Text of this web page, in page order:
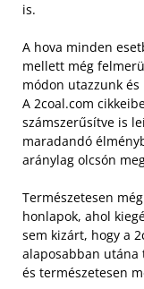
is.
A hova minden
mellett még
módon utazzunk
A 2coal.com
számszerűsítve is
maradandó
aránylag olcsón
Természetesen
honlapok, ahol
sem kizárt, hogy a
alaposabban utána
és természetesen